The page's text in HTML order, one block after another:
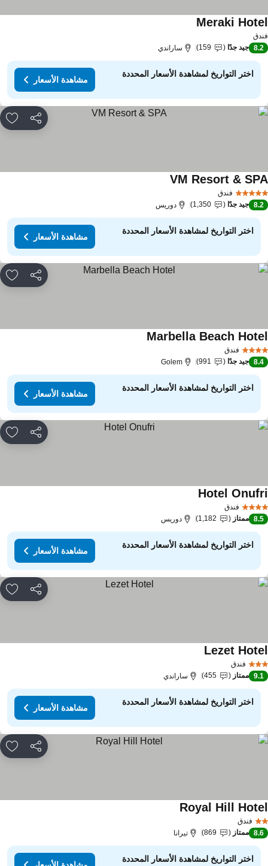
Meraki
8.2 جيد جدًا 159 ساراندي
اختر التواريخ لمشاهدة الأسعار المحددة
مشاهدة الأسعار
مشاركة
فندق
VM Resort &
8.2 جيد جدًا 1,350 دوريس
اختر التواريخ لمشاهدة الأسعار المحددة
مشاهدة الأسعار
مشاركة
فندق
Marbella Beach
8.4 جيد جدًا 991
Golem
اختر التواريخ لمشاهدة الأسعار المحددة
مشاهدة الأسعار
مشاركة
فندق
Hotel
8.5 ممتاز 1,182 دوريس
اختر التواريخ لمشاهدة الأسعار المحددة
مشاهدة الأسعار
مشاركة
فندق
Lezet
9.1 ممتاز 455 ساراندي
اختر التواريخ لمشاهدة الأسعار المحددة
مشاهدة الأسعار
مشاركة
فندق
Royal Hill
8.6 ممتاز 869 تيرانا
اختر التواريخ لمشاهدة الأسعار المحددة